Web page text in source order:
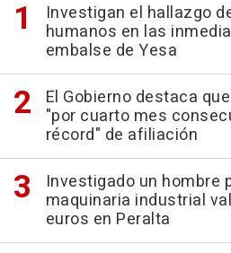
Investigan el hallazgo
humanos en las
embalse de Yesa
El Gobierno destaca
"por cuarto mes
récord" de afiliación
Investigado un hombre
maquinaria industrial
euros en Peralta